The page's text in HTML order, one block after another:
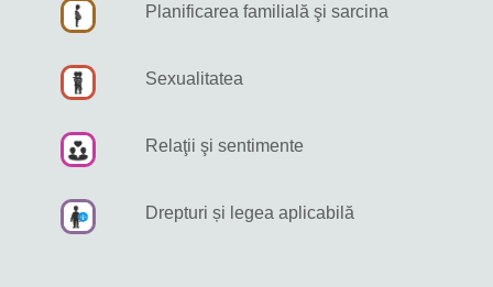
Planificarea familială şi sarcina
Sexualitatea
Relaţii şi sentimente
Drepturi și legea aplicabilă